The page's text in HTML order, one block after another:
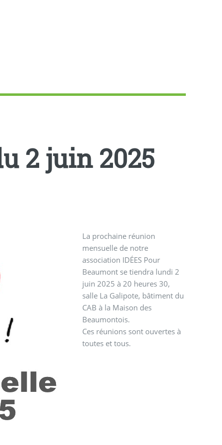
2 juin 2025
La prochaine réunion
mensuelle de notre
association IDÉES Pour
Beaumont se tiendra lundi 2
juin 2025 à 20 heures 30,
salle La Galipote, bâtiment du
CAB à la Maison des
Beaumontois.
Ces réunions sont ouvertes à
toutes et tous.